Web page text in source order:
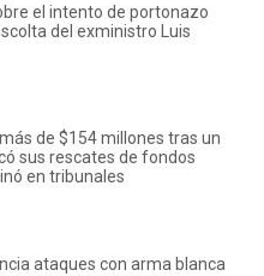
el intento de portonazo
del exministro Luis
de $154 millones tras un
sus rescates de fondos
en tribunales
ataques con arma blanca